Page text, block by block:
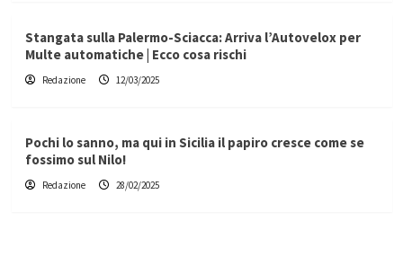
Stangata sulla Palermo-Sciacca: Arriva l’Autovelox per
Multe automatiche | Ecco cosa rischi
Redazione 12/03/2025
Pochi lo sanno, ma qui in Sicilia il papiro cresce come se
fossimo sul Nilo!
Redazione 28/02/2025